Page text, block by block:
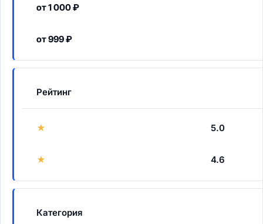
от 1 000 ₽
от 999 ₽
Рейтинг
★ 5.0
★ 4.6
Категория